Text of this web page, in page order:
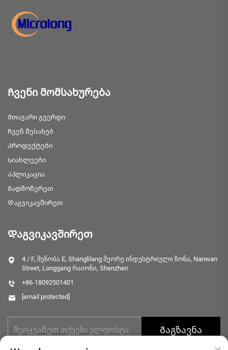
Ჩვენი მომსახურება
Მთავარი გვერდი
Ჩვენ შესახებ
Პროდუქტები
Სიახლეები
Აპლიკაცია
Გადმოწერეთ
Დაგვიკავშირეთ
Დაგვიკავშირეთ
4 / F, შენობა E, Shanglilang მეორე ინდუსტრიული ზონა, Nanwan
Street, Longgang რაიონი, Shenzhen
+86-18092501401
[email protected]
Გაგზავნა